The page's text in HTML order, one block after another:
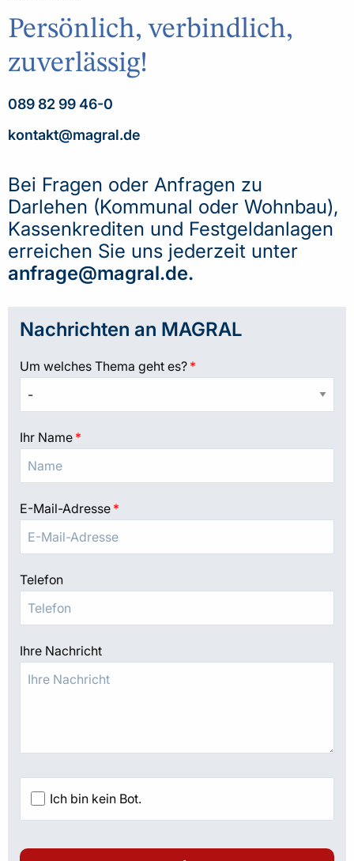
Persönlich, verbindlich,
zuverlässig!
089 82 99 46-0
kontakt@magral.de
Bei Fragen oder Anfragen zu
Darlehen (Kommunal oder Wohnbau),
Kassenkrediten und Festgeldanlagen
erreichen Sie uns jederzeit unter
anfrage@magral.de.
Nachrichten an MAGRAL
Um welches Thema geht es? *
Ihr Name *
E-Mail-Adresse *
Telefon
Ihre Nachricht
Ich bin kein Bot.